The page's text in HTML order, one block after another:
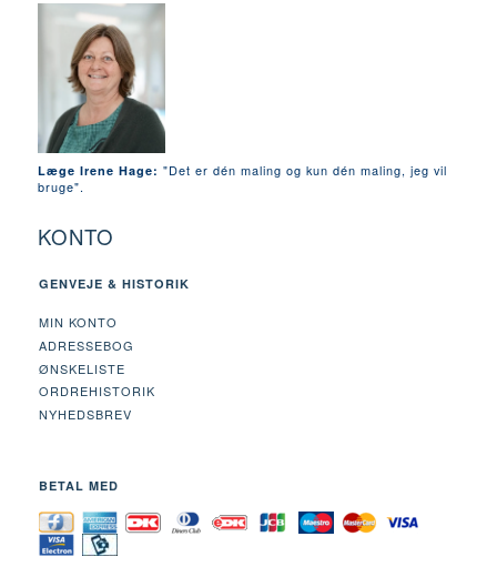
Læge Irene Hage: "Det er dén maling og kun dén maling, jeg vil
bruge".
KONTO
GENVEJE & HISTORIK
MIN KONTO
ADRESSEBOG
ØNSKELISTE
ORDREHISTORIK
NYHEDSBREV
BETAL MED